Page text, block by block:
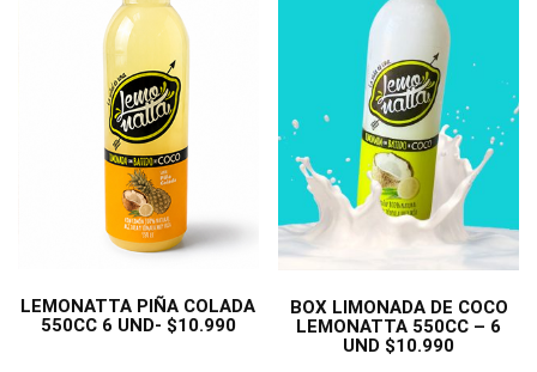
LEMONATTA PIÑA COLADA
550CC 6 UND- $10.990
BOX LIMONADA DE COCO
LEMONATTA 550CC – 6
UND $10.990